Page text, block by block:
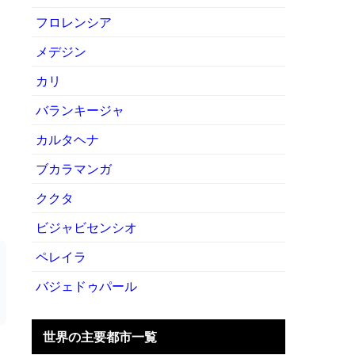
フロレンシア
メデジン
カリ
バランキージャ
カルタヘナ
ブカラマンガ
ククタ
ビジャビセンシオ
ペレイラ
バジェドゥパール
世界の主要都市一覧